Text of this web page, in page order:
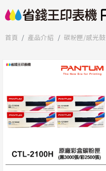
首頁 產品介紹 碳粉匣/感光鼓